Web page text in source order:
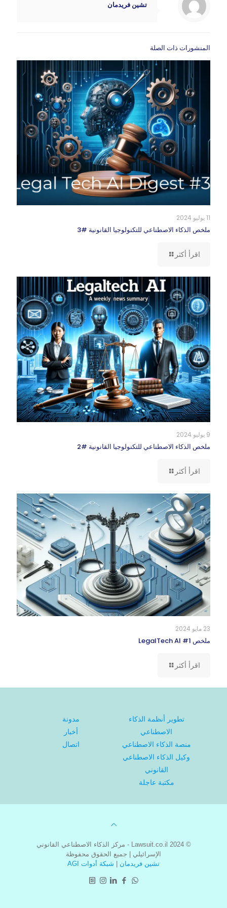
تشين فريدمان
المنشورات ذات الصلة
11 يوليو 2024
ملخص الذكاء الاصطناعي للتكنولوجيا القانونية #3
اقرأ أكثر
9 يوليو 2024
ملخص الذكاء الاصطناعي للتكنولوجيا القانونية #2
اقرأ أكثر
23 مايو 2024
ملخص LegalTech AI #1
اقرأ أكثر
تطوير أنظمة الذكاء
الاصطناعي
منصة الذكاء الاصطناعي
وكيل الذكاء الاصطناعي
القانوني
مكتبة عاجلة
مدونة
أخبار
اتصال
© 2024 Lawsuit.co.il - مركز الذكاء الاصطناعي القانوني
الإسرائيلي | جميع الحقوق محفوظة
تشين فريدمان | شبكة أدوات AGI